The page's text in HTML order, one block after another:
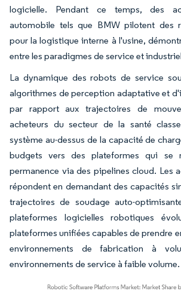
logicielle. Pendant ce temps, des
automobile tels que BMW pilotent des
pour la logistique interne à l'usine,
entre les paradigmes de service et
La dynamique des robots de service
algorithmes de perception adaptative et
par rapport aux trajectoires de
acheteurs du secteur de la santé
système au-dessus de la capacité de
budgets vers des plateformes qui se
permanence via des pipelines cloud. Les
répondent en demandant des capacités
trajectoires de soudage auto-
plateformes logicielles robotiques
plateformes unifiées capables de prendre
environnements de fabrication à
environnements de service à faible volume.